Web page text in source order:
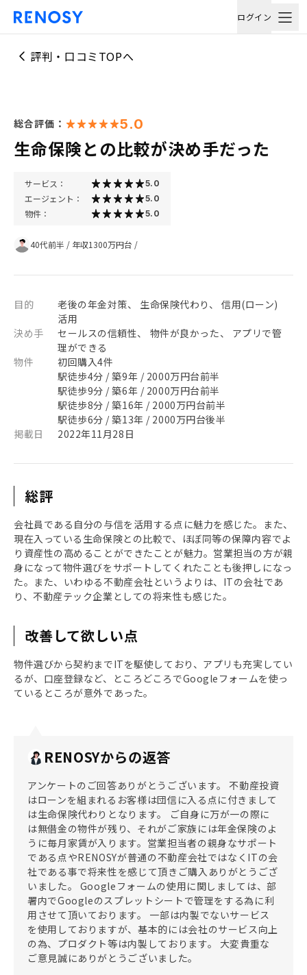
ログイン
評判・口コミTOPへ
総合評価： 5.0
生命保険との比較が決め手だった
サービス： 5.0
エージェント： 5.0
物件： 5.0
40代前半 / 年収1300万円台 /
目的
老後の年金対策、 生命保険代わり、 信用(ローン)
活用
決め手
セールスの信頼性、 物件が良かった、 アプリで管
理ができる
物件
初回購入4件
駅徒歩4分 / 築9年 / 2000万円台前半
駅徒歩9分 / 築6年 / 2000万円台前半
駅徒歩8分 / 築16年 / 2000万円台前半
駅徒歩6分 / 築13年 / 2000万円台後半
掲載日
2022年11月28日
総評
会社員である自分の与信を活用する点に魅力を感じた。また、
現在入っている生命保険との比較で、ほぼ同等の保障内容でよ
り資産性の高めることができたことが魅力。営業担当の方が親
身になって物件選びをサポートしてくれたことも後押しになっ
た。また、いわゆる不動産会社というよりは、ITの会社であ
り、不動産テック企業としての将来性も感じた。
改善して欲しい点
物件選びから契約までITを駆使しており、アプリも充実してい
るが、口座登録など、ところどころでGoogleフォームを使っ
ているところが意外であった。
RENOSYからの返答
アンケートのご回答ありがとうございます。 不動産投資
はローンを組まれるお客様は団信に入る点に付きまして
は生命保険代わりとなります。 ご自身に万が一の際に
は無借金の物件が残り、それがご家族には年金保険のよ
うに毎月家賃が入ります。営業担当者の親身なサポート
である点やRENOSYが普通の不動産会社ではなくITの会
社である事で将来性を感じて頂きご購入ありがとうござ
いました。 Googleフォームの使用に関しましては、部
署内でGoogleのスプレットシートで管理をする為に利
用させて頂いております。 一部は内製でないサービス
を使用しておりますが、基本的には会社のサービス向上
の為、プロダクト等は内製しております。 大変貴重な
ご意見誠にありがとうございました。